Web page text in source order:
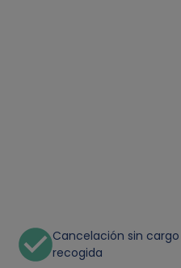
Cancelación sin
recogida